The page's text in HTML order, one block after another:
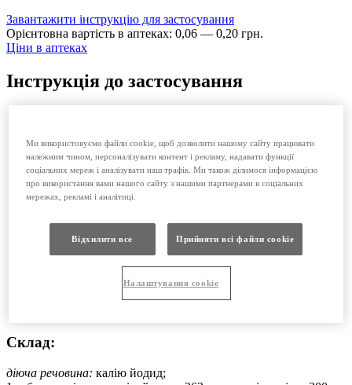
Завантажити інструкцію для застосування
Орієнтовна вартість в аптеках: 0,06 — 0,20 грн.
Ціни в аптеках
Інструкція до застосування
Фармакотерапевтична група
Показання
Протипоказання
Взаємодія з іншими лікарськими засобами та інші види
взаємодій
Спосіб застосування та дози
Передозування
Побічні реакції
Умови зберігання
Місцезнаходження виробника та його адреса місця
Склад:
діюча речовина: калію йодид;
Ми використовуємо файли cookie, щоб дозволити нашому сайту працювати
належним чином, персоналізувати контент і рекламу, надавати функції
соціальних мереж і аналізувати наш трафік. Ми також ділимося інформацією
про використання вами нашого сайту з нашими партнерами в соціальних
мережах, рекламі і аналітиці.
Відхилити все Прийняти всі файли сookie
Налаштування cookie